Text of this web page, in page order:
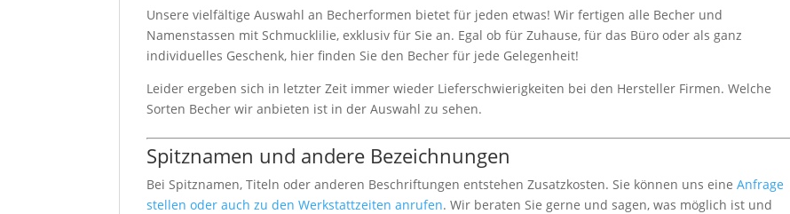
Unsere vielfältige Auswahl an Becherformen bietet für jeden etwas! Wir fertigen alle Becher und
Namenstassen mit Schmucklilie, exklusiv für Sie an. Egal ob für Zuhause, für das Büro oder als ganz
individuelles Geschenk, hier finden Sie den Becher für jede Gelegenheit!
Leider ergeben sich in letzter Zeit immer wieder Lieferschwierigkeiten bei den Hersteller Firmen. Welche
Sorten Becher wir anbieten ist in der Auswahl zu sehen.
Spitznamen und andere Bezeichnungen
Bei Spitznamen, Titeln oder anderen Beschriftungen entstehen Zusatzkosten. Sie können uns eineAnfrage
stellen oder auch zu den Werkstattzeiten anrufen. Wir beraten Sie gerne und sagen, was möglich ist und